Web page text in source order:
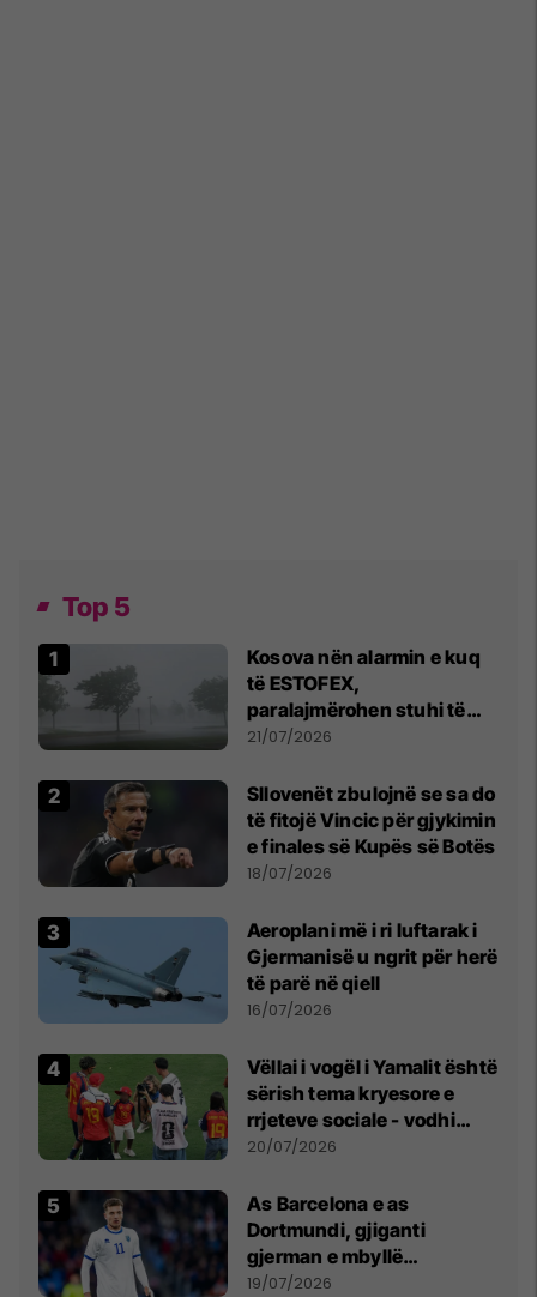
Top 5
Kosova nën alarmin e kuq
të ESTOFEX,
paralajmërohen stuhi të
fuqishme me breshër dhe
21/07/2026
Sllovenët zbulojnë se sa do
të fitojë Vincic për gjykimin
e finales së Kupës së Botës
18/07/2026
Aeroplani më i ri luftarak i
Gjermanisë u ngrit për herë
të parë në qiell
16/07/2026
Vëllai i vogël i Yamalit është
sërish tema kryesore e
rrjeteve sociale - vodhi
vëmendjen pas finales së
20/07/2026
As Barcelona e as
Dortmundi, gjiganti
gjerman e mbyllë
marrëveshjen për Fisnik
19/07/2026